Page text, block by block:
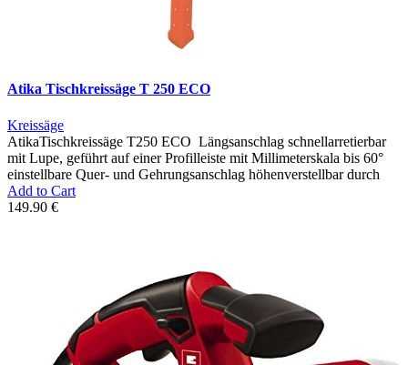
Atika Tischkreissäge T 250 ECO
Kreissäge
AtikaTischkreissäge T250 ECO Längsanschlag schnellarretierbar
mit Lupe, geführt auf einer Profilleiste mit Millimeterskala bis 60°
einstellbare Quer- und Gehrungsanschlag höhenverstellbar durch
Add to Cart
149.90 €